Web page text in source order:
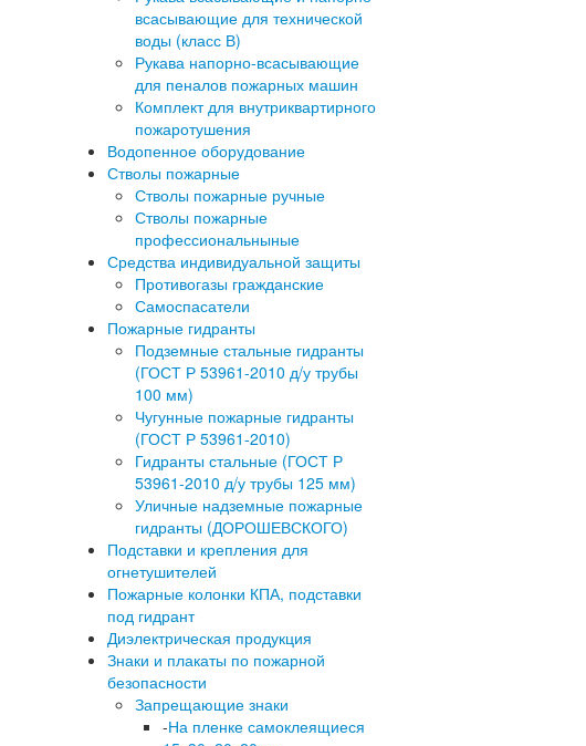
всасывающие для технической
воды (класс В)
Рукава напорно-всасывающие
для пеналов пожарных машин
Комплект для внутриквартирного
пожаротушения
Водопенное оборудование
Стволы пожарные
Стволы пожарные ручные
Стволы пожарные
профессиональныные
Средства индивидуальной защиты
Противогазы гражданские
Самоспасатели
Пожарные гидранты
Подземные стальные гидранты
(ГОСТ Р 53961-2010 д/у трубы
100 мм)
Чугунные пожарные гидранты
(ГОСТ Р 53961-2010)
Гидранты стальные (ГОСТ Р
53961-2010 д/у трубы 125 мм)
Уличные надземные пожарные
гидранты (ДОРОШЕВСКОГО)
Подставки и крепления для
огнетушителей
Пожарные колонки КПА, подставки
под гидрант
Диэлектрическая продукция
Знаки и плакаты по пожарной
безопасности
Запрещающие знаки
-На пленке самоклеящиеся